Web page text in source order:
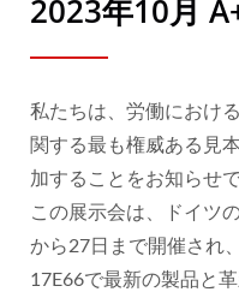
2023年10月
私たちは、労働におけ
関する最も権威ある見
加することをお知らせ
この展示会は、ドイツ
から27日まで開催され
17E66で最新の製品と